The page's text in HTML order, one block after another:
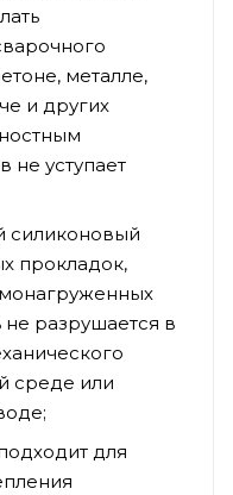
металле,
и других
не уступает
силиконовый
прокладок,
не разрушается в
среде или
для